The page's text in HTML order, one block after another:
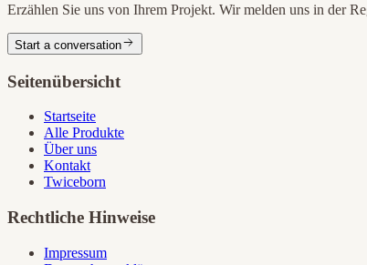
Erzählen Sie uns von Ihrem Projekt. Wir melden uns in der
Start a conversation
Seitenübersicht
Startseite
Alle Produkte
Über uns
Kontakt
Twiceborn
Rechtliche Hinweise
Impressum